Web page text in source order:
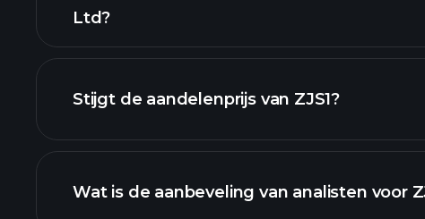
Ltd?
Stijgt de aandelenprijs van ZJS1?
Wat is de aanbeveling van analisten voor